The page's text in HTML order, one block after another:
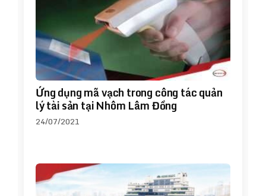
Ứng dụng mã vạch trong công tác quản
lý tài sản tại Nhôm Lâm Đồng
24/07/2021